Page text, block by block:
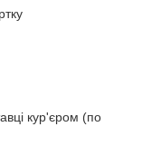
кур'єром (по